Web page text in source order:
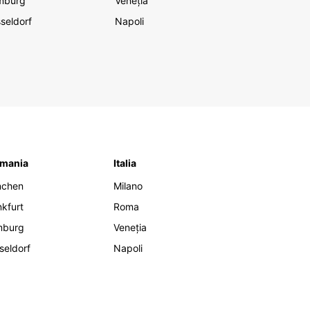
Napoli
Italia
Milano
Roma
Veneția
Napoli